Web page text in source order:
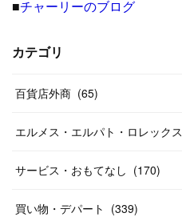
(8 )
(17
(12)
19)
(13
(14)
27)
(29
(24)
(26
31
(26
(20)
(14
(46
40
(55
(38)
(20
(31
58)
(33
(46)
(20
■チャーリーのブログ
カテゴリ
百貨店外商 (65)
エルメス・エルパト・ロレックス
サービス・おもてなし (170)
買い物・デパート (339)